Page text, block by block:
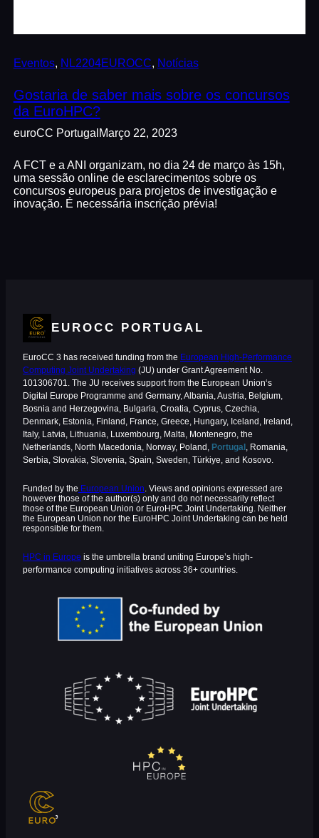
Eventos, NL2204EUROCC, Notícias
Gostaria de saber mais sobre os concursos
da EuroHPC?
euroCC Portugal Março 22, 2023
A FCT e a ANI organizam, no dia 24 de março às 15h,
uma sessão online de esclarecimentos sobre os
concursos europeus para projetos de investigação e
inovação. É necessária inscrição prévia!
EUROCC PORTUGAL
EuroCC 3 has received funding from the European High-Performance
Computing Joint Undertaking (JU) under Grant Agreement No.
101306701. The JU receives support from the European Union‘s
Digital Europe Programme and Germany, Albania, Austria, Belgium,
Bosnia and Herzegovina, Bulgaria, Croatia, Cyprus, Czechia,
Denmark, Estonia, Finland, France, Greece, Hungary, Iceland, Ireland,
Italy, Latvia, Lithuania, Luxembourg, Malta, Montenegro, the
Netherlands, North Macedonia, Norway, Poland, Portugal , Romania,
Serbia, Slovakia, Slovenia, Spain, Sweden, Türkiye, and Kosovo.
Funded by the European Union. Views and opinions expressed are
however those of the author(s) only and do not necessarily reflect
those of the European Union or EuroHPC Joint Undertaking. Neither
the European Union nor the EuroHPC Joint Undertaking can be held
responsible for them.
HPC in Europe is the umbrella brand uniting Europe’s high-
performance computing initiatives across 36+ countries.